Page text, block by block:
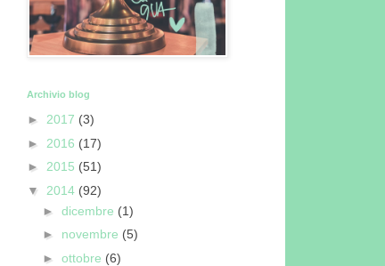
Archivio blog
► 2017 (3)
► 2016 (17)
► 2015 (51)
▼ 2014 (92)
► dicembre (1)
► novembre (5)
► ottobre (6)